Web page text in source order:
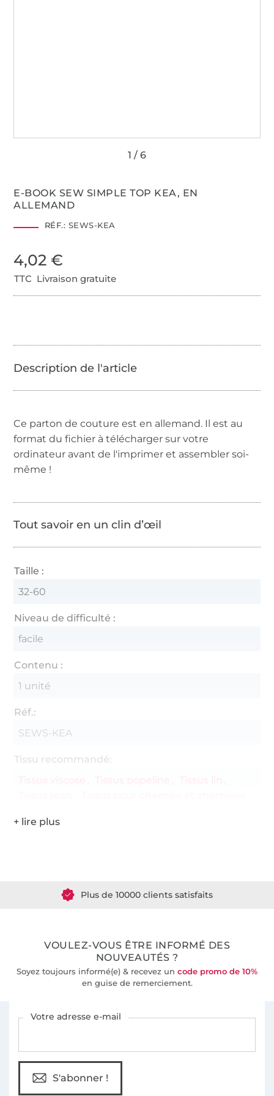
E-BOOK SEW SIMPLE TOP KEA, EN
ALLEMAND
RÉF.: SEWS-KEA
4,02 €
TTC Livraison gratuite
Ce parton de couture est en allemand. Il est au
format du fichier à télécharger sur votre
ordinateur avant de l'imprimer et assembler soi-
même !
Tout savoir en un clin d’œil
Taille :
32-60
Niveau de difficulté :
facile
Contenu :
1 unité
Réf.:
SEWS-KEA
Tissu recommandé:
VOULEZ-VOUS ÊTRE INFORMÉ DES
NOUVEAUTÉS ?
Soyez toujours informé(e) & recevez un code promo de 10%
en guise de remerciement.
Votre adresse e-mail
S'abonner !